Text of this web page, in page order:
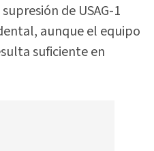
de USAG-1
aunque el equipo
suficiente en